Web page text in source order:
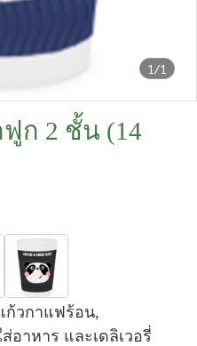
1/1
ก 2 ชั้น (14
ก้วกาแฟร้อน,
าหาร และเดลิเวอรี่